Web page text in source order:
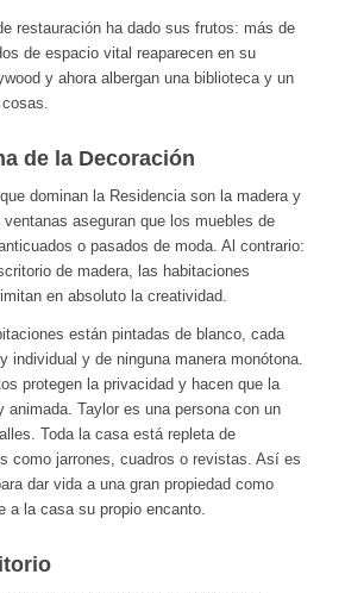
restauración ha dado sus frutos: más de
de espacio vital reaparecen en su
y ahora albergan una biblioteca y un
de la Decoración
dominan la Residencia son la madera y
aseguran que los muebles de
o pasados de moda. Al contrario:
de madera, las habitaciones
en absoluto la creatividad.
están pintadas de blanco, cada
individual y de ninguna manera monótona.
protegen la privacidad y hacen que la
animada. Taylor es una persona con un
Toda la casa está repleta de
como jarrones, cuadros o revistas. Así es
dar vida a una gran propiedad como
a la casa su propio encanto.